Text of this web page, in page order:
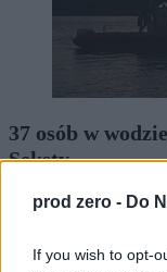
prod zero - Do
If you wish to opt-
37 osób w
Seksty
Na jeziorze Seksty w
ratunkowe, które